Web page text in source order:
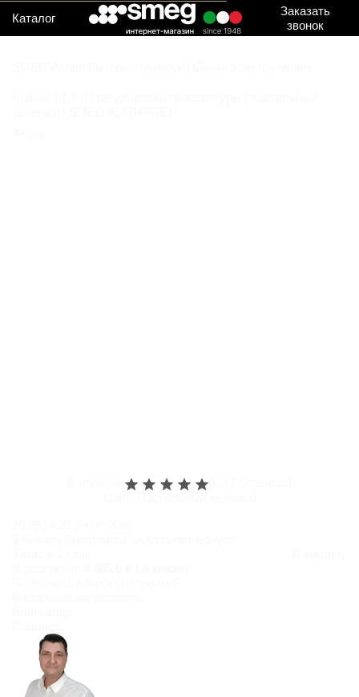
Каталог
Заказать
звонок